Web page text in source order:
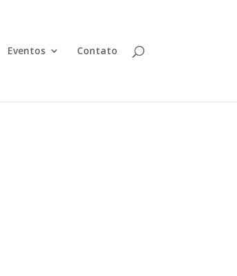
Eventos Contato